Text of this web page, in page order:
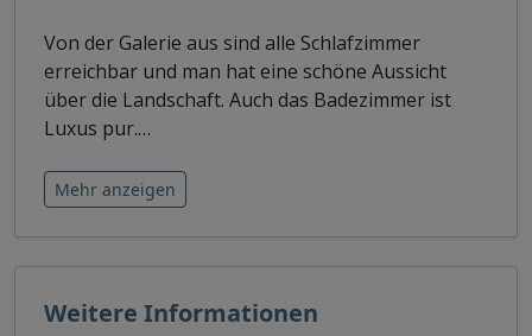
Von der Galerie aus sind alle Schlafzimmer
erreichbar und man hat eine schöne Aussicht
über die Landschaft. Auch das Badezimmer ist
Luxus pur.…
Mehr anzeigen
Weitere Informationen